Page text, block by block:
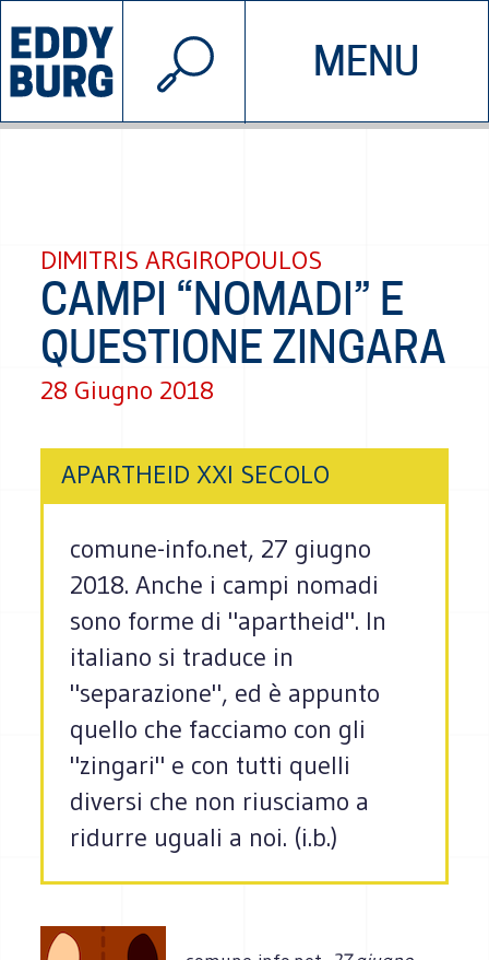
MENU
INIZIATIVE CHI SIAMO
© 2026 EDDYBURG
DIMITRIS ARGIROPOULOS
CAMPI “NOMADI” E
QUESTIONE ZINGARA
28 Giugno 2018
APARTHEID XXI SECOLO
comune-info.net, 27 giugno
2018. Anche i campi nomadi
sono forme di "apartheid". In
italiano si traduce in
"separazione", ed è appunto
quello che facciamo con gli
"zingari" e con tutti quelli
diversi che non riusciamo a
ridurre uguali a noi. (i.b.)